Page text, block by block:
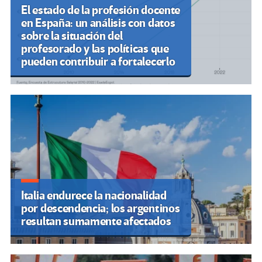
El estado de la profesión docente
en España: un análisis con datos
sobre la situación del
profesorado y las políticas que
pueden contribuir a fortalecerlo
Italia endurece la nacionalidad
por descendencia; los argentinos
resultan sumamente afectados